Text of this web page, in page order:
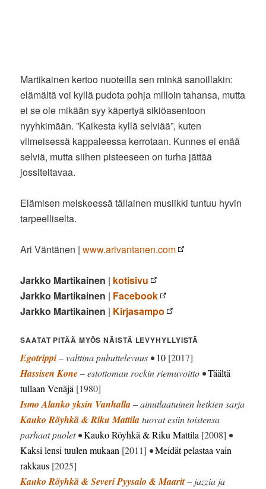
Martikainen kertoo nuoteilla sen minkä sanoillakin:
elämältä voi kyllä pudota pohja milloin tahansa, mutta
ei se ole mikään syy käpertyä sikiöasentoon
nyyhkimään. ”Kaikesta kyllä selviää”, kuten
viimeisessä kappaleessa kerrotaan. Kunnes ei enää
selviä, mutta siihen pisteeseen on turha jättää
jossiteltavaa.
Elämisen melskeessä tällainen musiikki tuntuu hyvin
tarpeelliselta.
Ari Väntänen | www.arivantanen.com
Jarkko Martikainen | kotisivu
Jarkko Martikainen | Facebook
Jarkko Martikainen | Kirjasampo
SAATAT PITÄÄ MYÖS NÄISTÄ LEVYHYLLYISTÄ
Egotrippi– valttina puhuttelevuus • 10 [2017]
Hassisen Kone– estottoman rockin riemuvoitto •Täältä
tullaan Venäjä [1980]
Ismo Alanko yksin Vanhalla– ainutlaatuinen hetkien sarja
Kauko Röyhkä & Riku Mattilatuovat esiin toistensa
parhaat puolet •Kauko Röyhkä & Riku Mattila [2008] •
Kaksi lensi tuulen mukaan [2011] •Meidät pelastaa vain
rakkaus [2025]
Kauko Röyhkä & Severi Pyysalo & Maarit– jazzia ja